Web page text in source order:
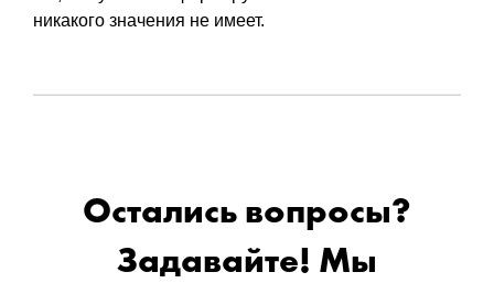
никакого значения не имеет.
Остались вопросы?
Задавайте! Мы